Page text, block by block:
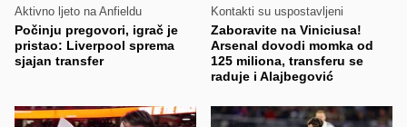
Aktivno ljeto na Anfieldu
Počinju pregovori, igrač je
pristao: Liverpool sprema
sjajan transfer
Kontakti su uspostavljeni
Zaboravite na Viniciusa!
Arsenal dovodi momka od
125 miliona, transferu se
raduje i Alajbegović